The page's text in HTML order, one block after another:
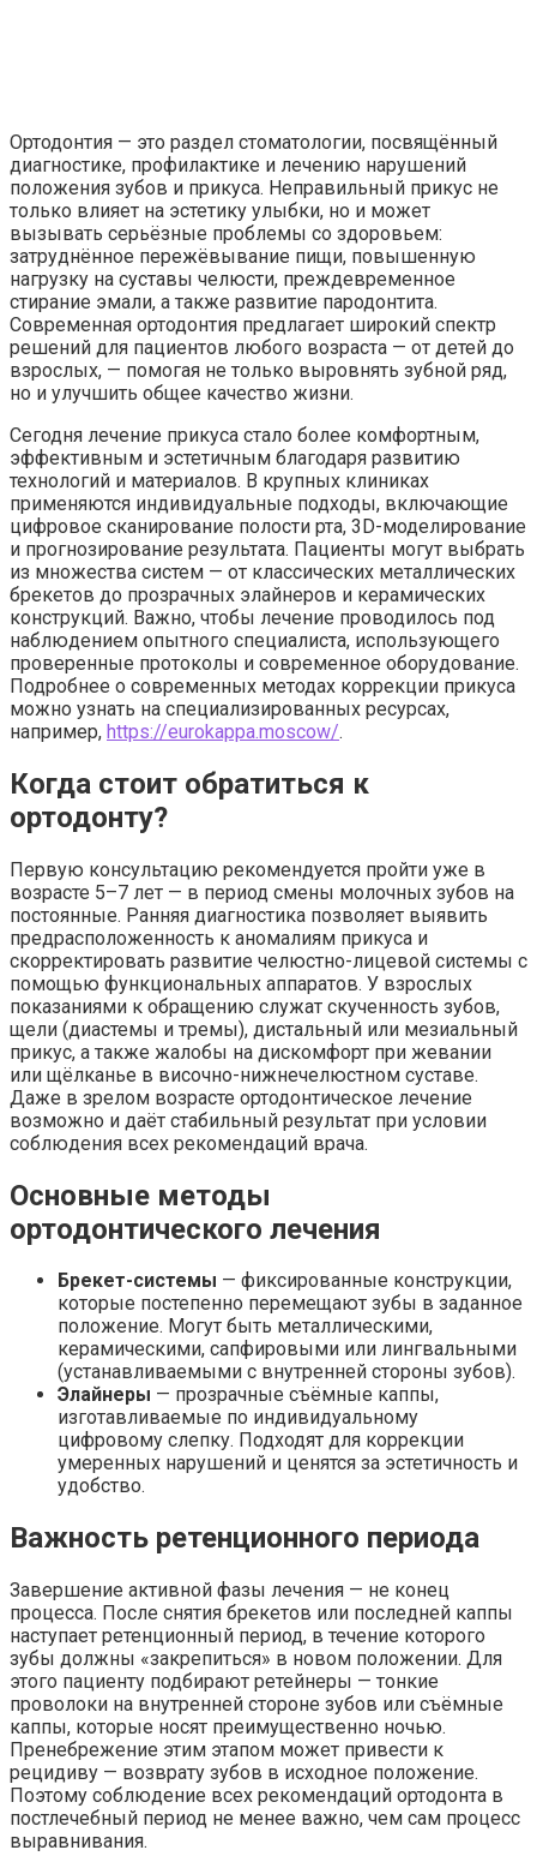
Ортодонтия — это раздел стоматологии, посвящённый
диагностике, профилактике и лечению нарушений
положения зубов и прикуса. Неправильный прикус не
только влияет на эстетику улыбки, но и может
вызывать серьёзные проблемы со здоровьем:
затруднённое пережёвывание пищи, повышенную
нагрузку на суставы челюсти, преждевременное
стирание эмали, а также развитие пародонтита.
Современная ортодонтия предлагает широкий спектр
решений для пациентов любого возраста — от детей до
взрослых, — помогая не только выровнять зубной ряд,
но и улучшить общее качество жизни.
Сегодня лечение прикуса стало более комфортным,
эффективным и эстетичным благодаря развитию
технологий и материалов. В крупных клиниках
применяются индивидуальные подходы, включающие
цифровое сканирование полости рта, 3D-моделирование
и прогнозирование результата. Пациенты могут выбрать
из множества систем — от классических металлических
брекетов до прозрачных элайнеров и керамических
конструкций. Важно, чтобы лечение проводилось под
наблюдением опытного специалиста, использующего
проверенные протоколы и современное оборудование.
Подробнее о современных методах коррекции прикуса
можно узнать на специализированных ресурсах,
например, https://eurokappa.moscow/.
Когда стоит обратиться к
ортодонту?
Первую консультацию рекомендуется пройти уже в
возрасте 5–7 лет — в период смены молочных зубов на
постоянные. Ранняя диагностика позволяет выявить
предрасположенность к аномалиям прикуса и
скорректировать развитие челюстно-лицевой системы с
помощью функциональных аппаратов. У взрослых
показаниями к обращению служат скученность зубов,
щели (диастемы и тремы), дистальный или мезиальный
прикус, а также жалобы на дискомфорт при жевании
или щёлканье в височно-нижнечелюстном суставе.
Даже в зрелом возрасте ортодонтическое лечение
возможно и даёт стабильный результат при условии
соблюдения всех рекомендаций врача.
Основные методы
ортодонтического лечения
Брекет-системы — фиксированные конструкции,
которые постепенно перемещают зубы в заданное
положение. Могут быть металлическими,
керамическими, сапфировыми или лингвальными
(устанавливаемыми с внутренней стороны зубов).
Элайнеры — прозрачные съёмные каппы,
изготавливаемые по индивидуальному
цифровому слепку. Подходят для коррекции
умеренных нарушений и ценятся за эстетичность и
удобство.
Важность ретенционного периода
Завершение активной фазы лечения — не конец
процесса. После снятия брекетов или последней каппы
наступает ретенционный период, в течение которого
зубы должны «закрепиться» в новом положении. Для
этого пациенту подбирают ретейнеры — тонкие
проволоки на внутренней стороне зубов или съёмные
каппы, которые носят преимущественно ночью.
Пренебрежение этим этапом может привести к
рецидиву — возврату зубов в исходное положение.
Поэтому соблюдение всех рекомендаций ортодонта в
постлечебный период не менее важно, чем сам процесс
выравнивания.